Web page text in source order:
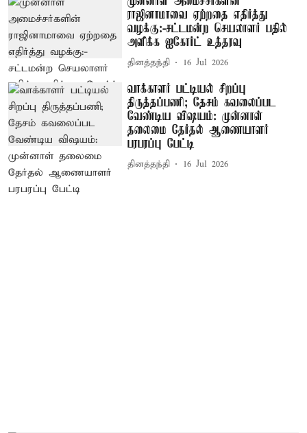
ராஜினாமாவை ஏற்றதை எதிர்த்து
வழக்கு:-சட்டமன்ற செயலாளர் பதில்
அளிக்க ஐகோர்ட் உத்தரவு
தினத்தந்தி 16 Jul 2026
வாக்காளர் பட்டியல் சிறப்பு
திருத்தப்பணி; தேசம் கவலைப்பட
வேண்டிய விஷயம்: முன்னாள்
தலைமை தேர்தல் ஆணையாளர்
பரபரப்பு பேட்டி
தினத்தந்தி 16 Jul 2026